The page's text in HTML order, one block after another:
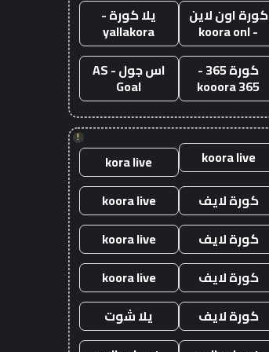
كورة اون لاين
- koora onl
يلا كورة -
yallakora
كورة 365 -
kooora 365
اس جول - AS
Goal
!
koora live
kora live
كورة لايف
koora live
كورة لايف
koora live
كورة لايف
koora live
كورة لايف
يلا شوت